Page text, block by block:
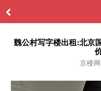
魏公村写字楼出租:北京
京楼